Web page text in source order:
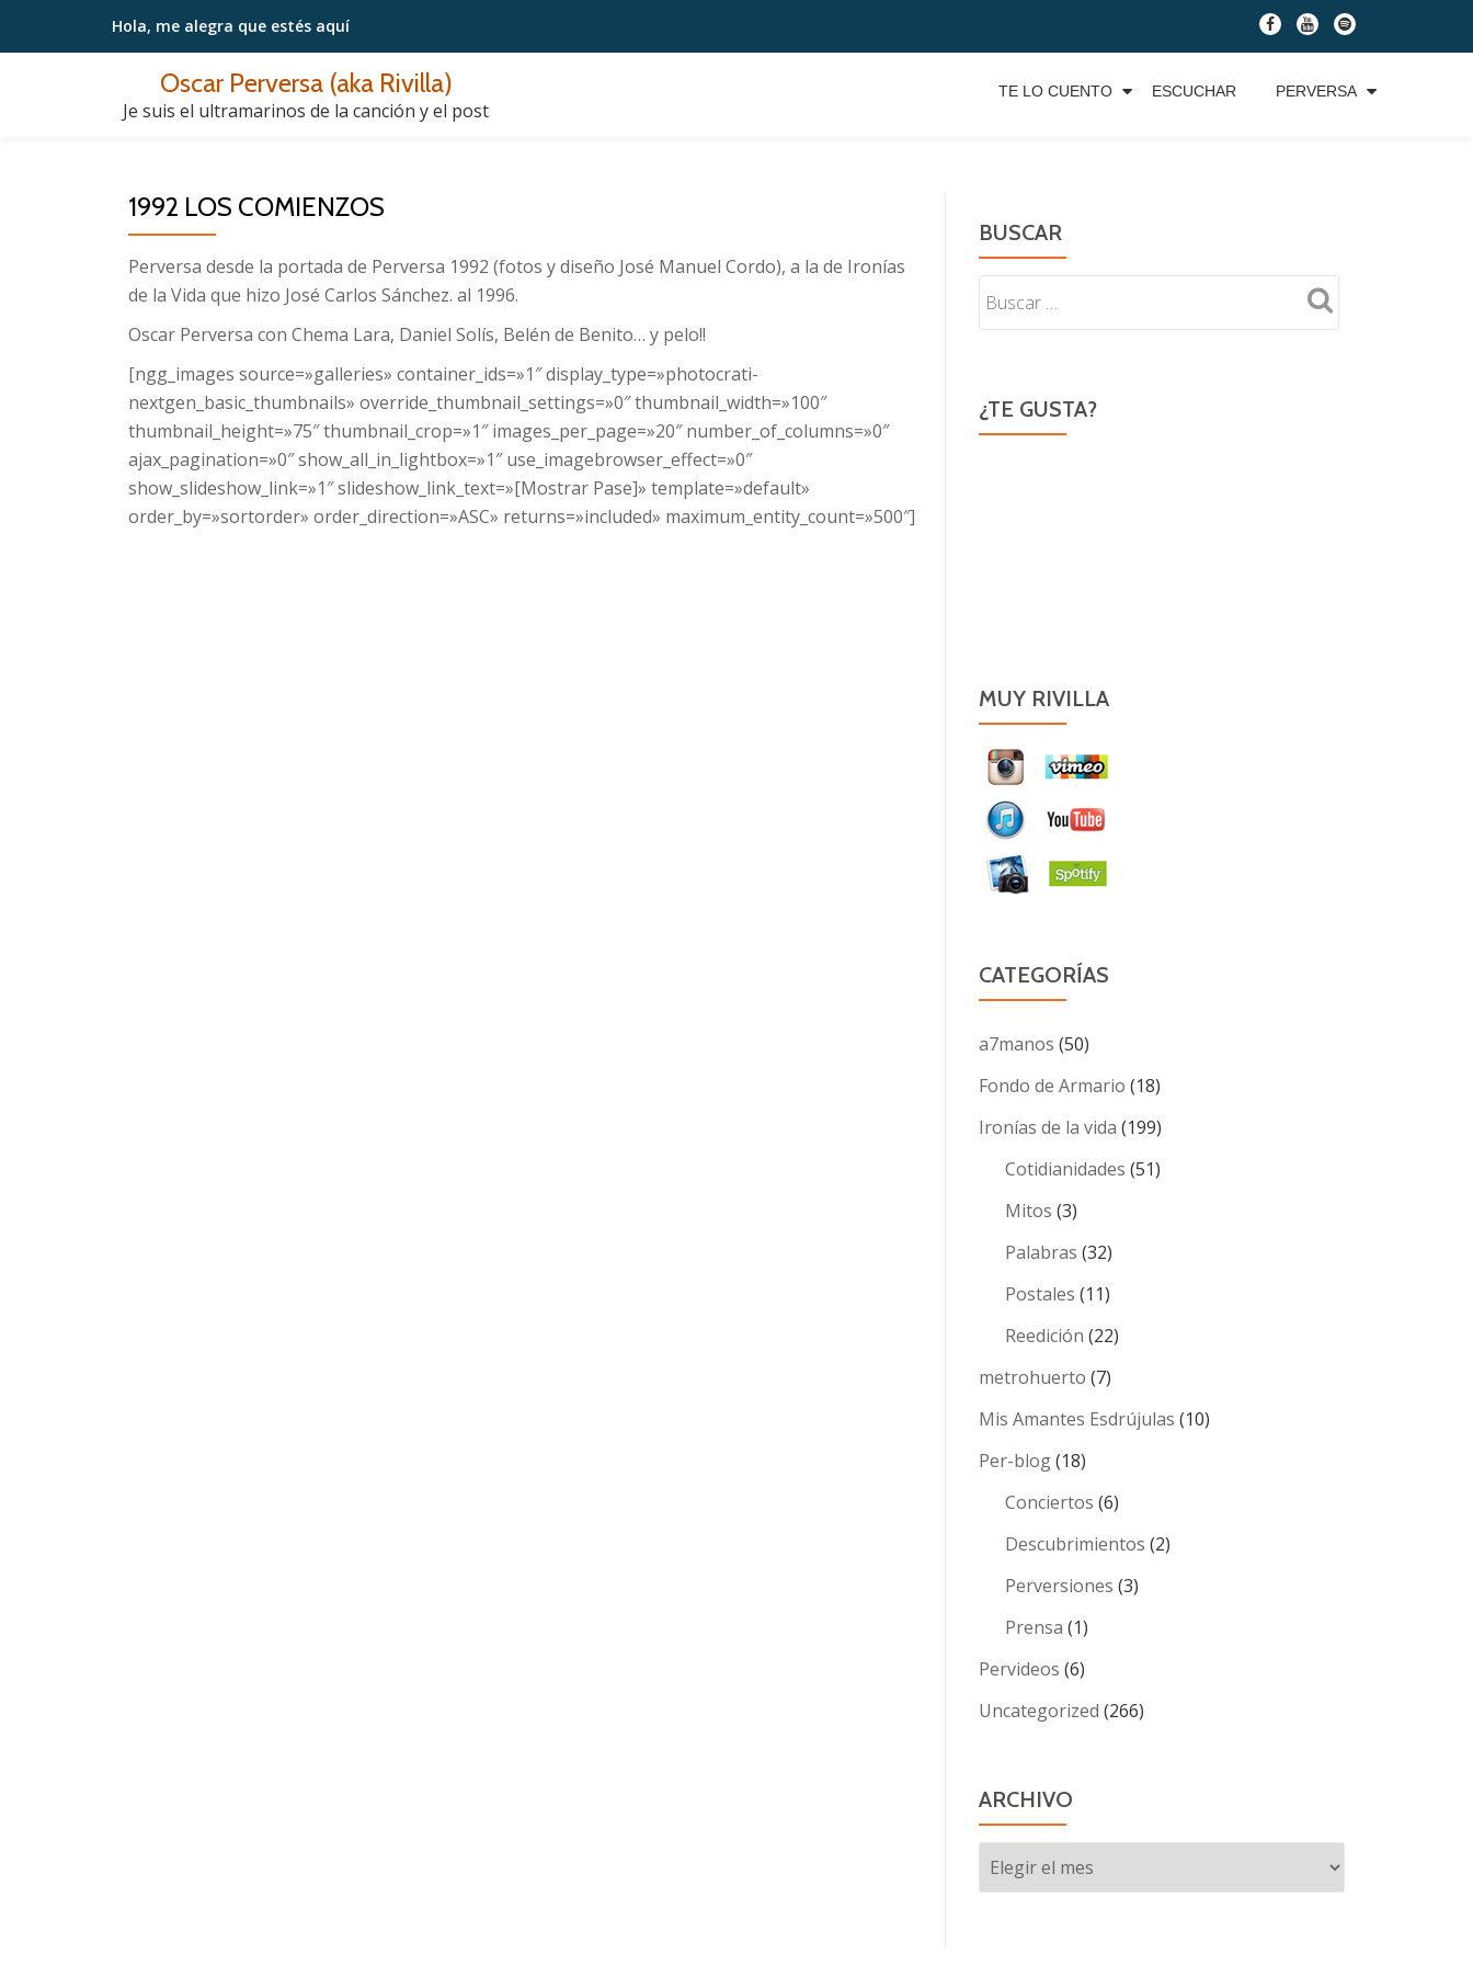
Saltar
Hola, me alegra que estés aquí
fa-
facebook
fa-
youtube
fa-
spotify
Oscar Perversa (aka Rivilla)
Je suis el ultramarinos de la canción y el post
TE LO CUENTO ESCUCHAR PERVERSA
1992 LOS COMIENZOS
Perversa desde la portada de Perversa 1992 (fotos y diseño José Manuel Cordo), a la de Ironías
de la Vida que hizo José Carlos Sánchez. al 1996.
Oscar Perversa con Chema Lara, Daniel Solís, Belén de Benito… y pelo!!
[ngg_images source=»galleries» container_ids=»1″ display_type=»photocrati-
nextgen_basic_thumbnails» override_thumbnail_settings=»0″ thumbnail_width=»100″
thumbnail_height=»75″ thumbnail_crop=»1″ images_per_page=»20″ number_of_columns=»0″
ajax_pagination=»0″ show_all_in_lightbox=»1″ use_imagebrowser_effect=»0″
show_slideshow_link=»1″ slideshow_link_text=»[Mostrar Pase]» template=»default»
order_by=»sortorder» order_direction=»ASC» returns=»included» maximum_entity_count=»500″]
BUSCAR
¿TE GUSTA?
MUY RIVILLA
CATEGORÍAS
a7manos (50)
Fondo de Armario (18)
Ironías de la vida (199)
Cotidianidades (51)
Mitos (3)
Palabras (32)
Postales (11)
Reedición (22)
metrohuerto (7)
Mis Amantes Esdrújulas (10)
Per-blog(18)
Conciertos (6)
Descubrimientos (2)
Perversiones (3)
Prensa (1)
Pervideos (6)
Uncategorized (266)
ARCHIVO
Archivo